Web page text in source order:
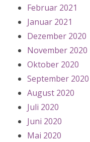
Februar 2021
Januar 2021
Dezember 2020
November 2020
Oktober 2020
September 2020
August 2020
Juli 2020
Juni 2020
Mai 2020